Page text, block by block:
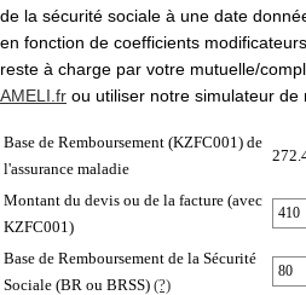
de la sécurité sociale à une date
en fonction de coefficients
reste à charge par votre mutuelle/
AMELI.fr ou utiliser notre simulateur de
Base de Remboursement (KZFC001) de
l'assurance maladie
Montant du devis ou de la facture (avec
KZFC001)
Base de Remboursement de la Sécurité
Sociale (BR ou BRSS) (?)